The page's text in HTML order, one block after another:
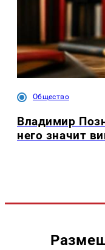
Общество
Владимир
него значит